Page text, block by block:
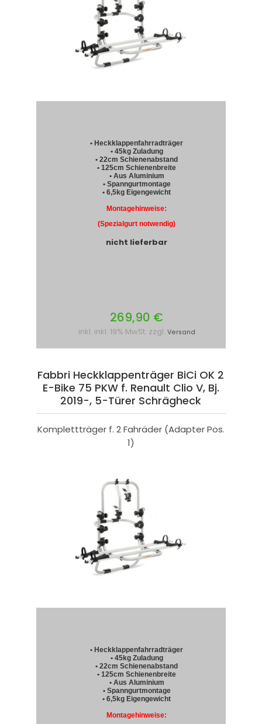
• Heckklappenfahrradträger
• 45kg Zuladung
• 22cm Schienenabstand
• 125cm Schienenbreite
• Aus Aluminium
• Spanngurtmontage
• 6,5kg Eigengewicht
Montagehinweise:
(Spezialgurt notwendig)
nicht lieferbar
269,90 €
inkl. inkl. 19% MwSt. zzgl. Versand
Fabbri Heckklappenträger BiCi OK 2
E-Bike 75 PKW f. Renault Clio V, Bj.
2019-, 5-Türer Schrägheck
Komplettträger f. 2 Fahräder (Adapter Pos.
1)
• Heckklappenfahrradträger
• 45kg Zuladung
• 22cm Schienenabstand
• 125cm Schienenbreite
• Aus Aluminium
• Spanngurtmontage
• 6,5kg Eigengewicht
Montagehinweise: